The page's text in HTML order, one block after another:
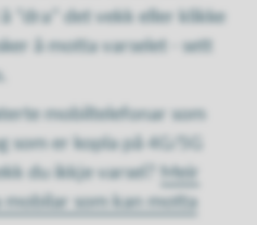
“dra” det vekk eller klikke
å motta varselet - sett
mobiltelefonar som
som er kopla på 4G/5G
du ikkje varsel?
Meir
som kan motta